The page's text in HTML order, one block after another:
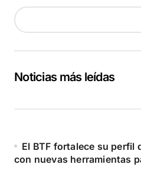
Noticias más leídas
El BTF fortalece su perfil
con nuevas herramientas